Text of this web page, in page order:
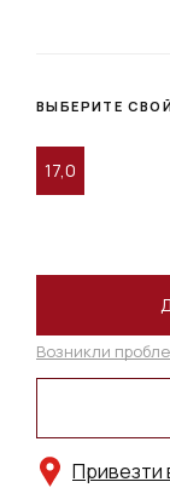
ВЫБЕРИТЕ
17,0
Привезти
Возникли